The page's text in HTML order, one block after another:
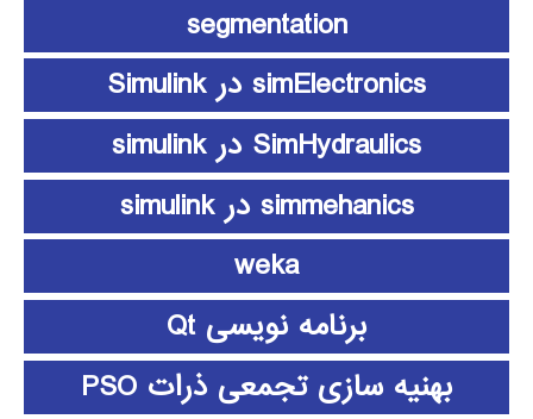
segmentation
simElectronics در Simulink
SimHydraulics در simulink
simmehanics در simulink
weka
برنامه نویسی Qt
بهنیه سازی تجمعی ذرات PSO